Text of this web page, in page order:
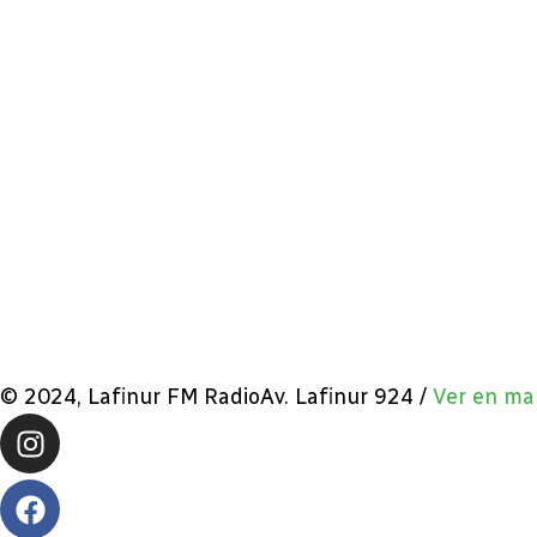
© 2024, Lafinur FM RadioAv. Lafinur 924 / Ver en